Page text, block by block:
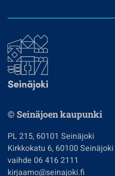
© Seinäjoen kaupunki
PL 215, 60101 Seinäjoki
Kirkkokatu 6, 60100 Seinäjoki
vaihde 06 416 2111
kirjaamo@seinajoki.fi